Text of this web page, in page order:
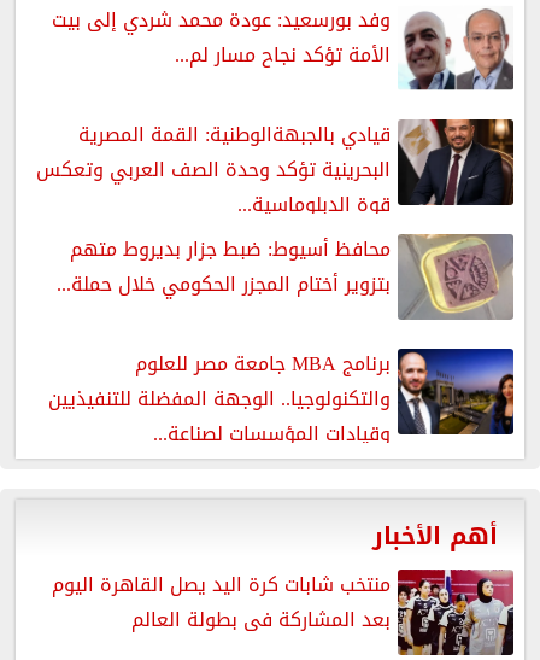
وفد بورسعيد: عودة محمد شردي إلى بيت
الأمة تؤكد نجاح مسار لم...
قيادي بالجبهةالوطنية: القمة المصرية
البحرينية تؤكد وحدة الصف العربي وتعكس
قوة الدبلوماسية...
محافظ أسيوط: ضبط جزار بديروط متهم
بتزوير أختام المجزر الحكومي خلال حملة...
برنامج MBA جامعة مصر للعلوم
والتكنولوجيا.. الوجهة المفضلة للتنفيذيين
وقيادات المؤسسات لصناعة...
أهم الأخبار
منتخب شابات كرة اليد يصل القاهرة اليوم
بعد المشاركة فى بطولة العالم